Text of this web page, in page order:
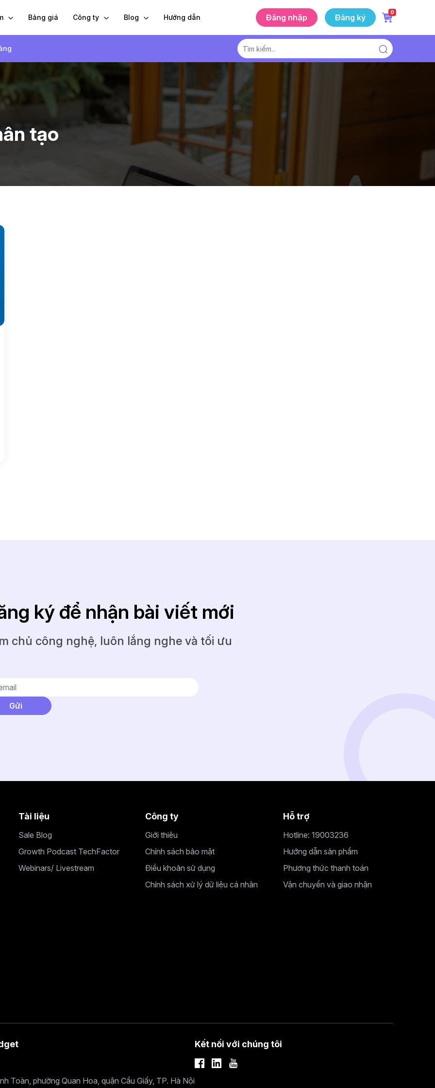
Bảng giá Công ty Blog Hướng dẫn Đăng nhập Đăng ký
0
tạo
ký để nhận bài viết mới
chủ công nghệ, luôn lắng nghe và tối ưu
Tài liệu
Sale Blog
Growth Podcast TechFactor
Webinars/ Livestream
Công ty
Giới thiệu
Chính sách bảo mật
Điều khoản sử dụng
Chính sách xử lý dữ liệu cá nhân
Hỗ trợ
Hotline: 19003236
Hướng dẫn sản phẩm
Phương thức thanh toán
Vận chuyển và giao nhận
Toàn, phường Quan Hoa, quận Cầu Giấy, TP. Hà Nội
Kết nối với chúng tôi